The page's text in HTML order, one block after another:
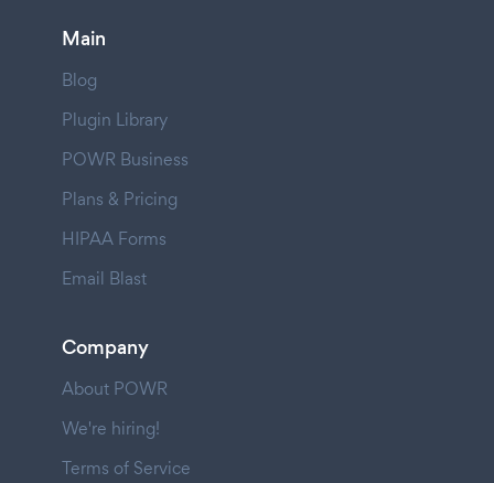
Main
Blog
Plugin Library
POWR Business
Plans & Pricing
HIPAA Forms
Email Blast
Company
About POWR
We're hiring!
Terms of Service